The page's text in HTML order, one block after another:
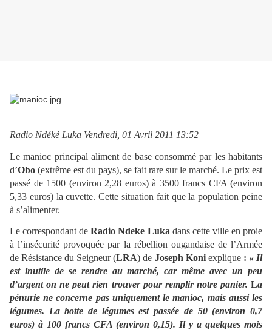
Radio Ndéké Luka Vendredi, 01 Avril 2011 13:52
Le manioc principal aliment de base consommé par les habitants
d’Obo (extrême est du pays), se fait rare sur le marché. Le prix est
passé de 1500 (environ 2,28 euros) à 3500 francs CFA (environ
5,33 euros) la cuvette. Cette situation fait que la population peine
à s’alimenter.
Le correspondant deRadio Ndeke Luka dans cette ville en proie
à l’insécurité provoquée par la rébellion ougandaise de l’Armée
de Résistance du Seigneur (LRA) de Joseph Koniexplique : « Il
est inutile de se rendre au marché, car même avec un peu
d’argent on ne peut rien trouver pour remplir notre panier. La
pénurie ne concerne pas uniquement le manioc, mais aussi les
légumes. La botte de légumes est passée de 50 (environ 0,7
euros) à 100 francs CFA (environ 0,15). Il y a quelques mois